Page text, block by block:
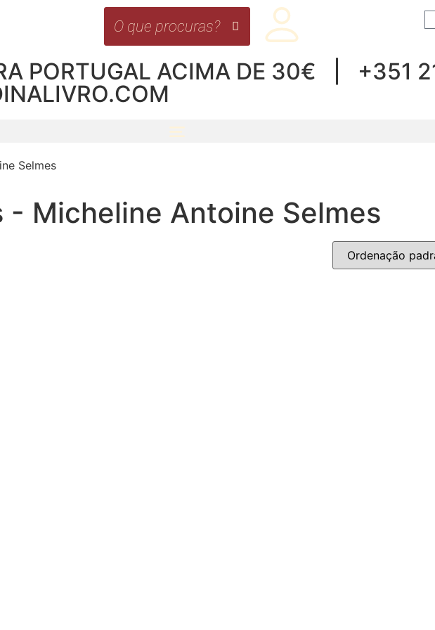
PORTUGAL ACIMA DE 30€ | +351
Selmes
- Micheline Antoine Selmes